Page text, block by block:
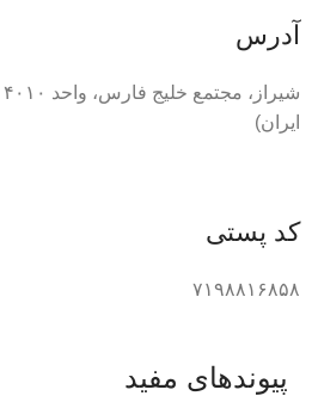
آدرس
ایران)
کد پستی
۷۱۹۸۸۱۶۸۵۸
پیوندهای مفید